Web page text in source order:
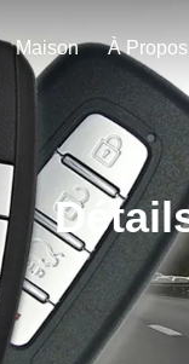
Maison